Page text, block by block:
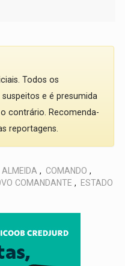
Todos os
e é presumida
contrário. Recomenda-
reportagens.
ALMEIDA , COMANDO ,
COMANDANTE ,
ESTADO